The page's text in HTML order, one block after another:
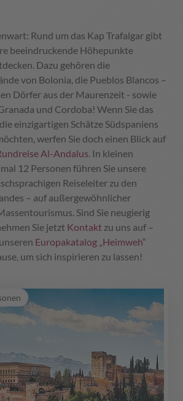
Rund um das Kap Trafalgar gibt
beeindruckende Höhepunkte
Dazu gehören die
von Bolonia, die Pueblos Blancos –
Dörfer aus der Maurenzeit - sowie
und Cordoba! Wenn Sie das
einzigartigen Schätze Südspaniens
werfen Sie doch einen Blick auf
Al-Andalus. In kleinen
12 Personen führen Sie unsere
Reiseleiter zu den
– auf außergewöhnlicher
Sind Sie neugierig
Sie jetzt Kontakt zu uns auf –
Europakatalog „Heimweh“
um sich inspirieren zu lassen!
Mittelmeer und Sierra